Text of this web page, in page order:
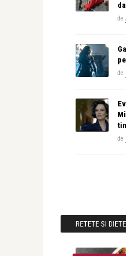
de
de
de
RETETE SI DIETE